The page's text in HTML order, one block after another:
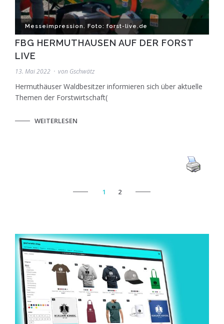
Messeimpression. Foto: forst-live.de
FBG HERMUTHAUSEN AUF DER FORST
LIVE
13. Mai 2022 von Gschwätz
Hermuthäuser Waldbesitzer informieren sich über aktuelle
Themen der Forstwirtschaft(
WEITERLESEN
1 2